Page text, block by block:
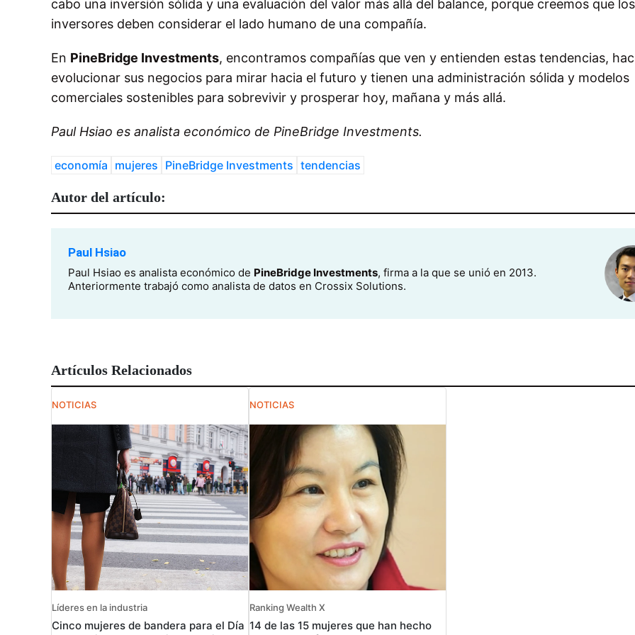
cabo una inversión sólida y una evaluación del valor más allá del balance, porque creemos que los
inversores deben considerar el lado humano de una compañía.
En PineBridge Investments, encontramos compañías que ven y entienden estas tendencias,
evolucionar sus negocios para mirar hacia el futuro y tienen una administración sólida y modelos
comerciales sostenibles para sobrevivir y prosperar hoy, mañana y más allá.
Paul Hsiao es analista económico de PineBridge Investments.
economía mujeres PineBridge Investments tendencias
Autor del artículo:
Paul Hsiao
Paul Hsiao es analista económico de PineBridge Investments, firma a la que se unió en 2013.
Anteriormente trabajó como analista de datos en Crossix Solutions.
Artículos Relacionados
NOTICIAS
Líderes en la industria
Cinco mujeres de bandera para el Día
NOTICIAS
Ranking Wealth X
14 de las 15 mujeres que han hecho